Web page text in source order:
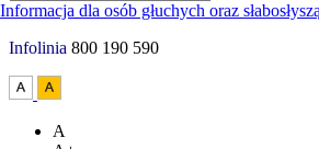
Infolinia 800 190 590
A